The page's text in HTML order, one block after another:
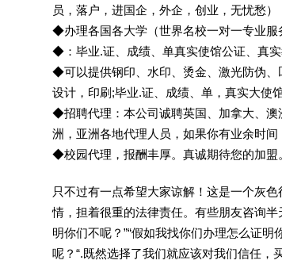
员，落户，进国企，外企，创业，无忧愁
◆办理各国各大学（世界名校一对一专业
◆：毕业.证、成绩、单真实使馆公证、真
◆可以提供钢印、水印、烫金、激光防伪、
设计，印刷;毕业.证、成绩、单，真实大使
◆招聘代理：本公司诚聘英国、加拿大、
洲，亚洲各地代理人员，如果你有业余时
◆校园代理，报酬丰厚。真诚期待您的加盟
只不过有一点希望大家谅解！这是一个灰
情，担着很重的法律责任。有些朋友咨询
明你们不呢？”“假如我找你们办理怎么证明
呢？“.既然选择了我们就应该对我们信任，